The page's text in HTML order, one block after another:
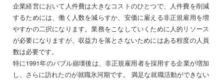
企業経営において人件費は大きなコストのひとつで、人件費を削減
するためには、働く人数を減らすか、安価に雇える非正規雇用を増
やすかの二択になります。業務をこなしていくために人的リソース
が必要になりますが、収益力を落とさないためにはある程度の人員
数は必要です。
特に1991年のバブル崩壊後は、非正規雇用者を採用する企業が増加
し、さらに訪れたのが就職氷河期です。 満足な就職活動ができない